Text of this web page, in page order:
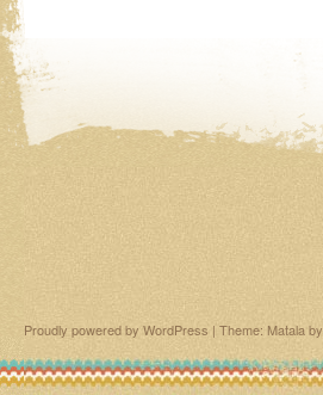
Proudly powered by WordPress | Theme: Matala by